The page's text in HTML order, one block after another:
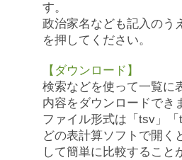
す。
政治家名なども記入のう
を押してください。
【ダウンロード】
検索などを使って一覧に
内容をダウンロードでき
ファイル形式は「tsv」
どの表計算ソフトで開く
して簡単に比較すること